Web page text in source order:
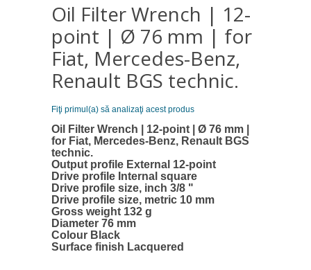
Oil Filter Wrench | 12-
point | Ø 76 mm | for
Fiat, Mercedes-Benz,
Renault BGS technic.
Fiţi primul(a) să analizaţi acest produs
Oil Filter Wrench | 12-point | Ø 76 mm |
for Fiat, Mercedes-Benz, Renault BGS
technic.
Output profile External 12-point
Drive profile Internal square
Drive profile size, inch 3/8 "
Drive profile size, metric 10 mm
Gross weight 132 g
Diameter 76 mm
Colour Black
Surface finish Lacquered